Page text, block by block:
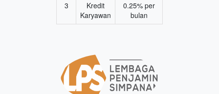
3
Kredit
Karyawan
0.25% per
bulan